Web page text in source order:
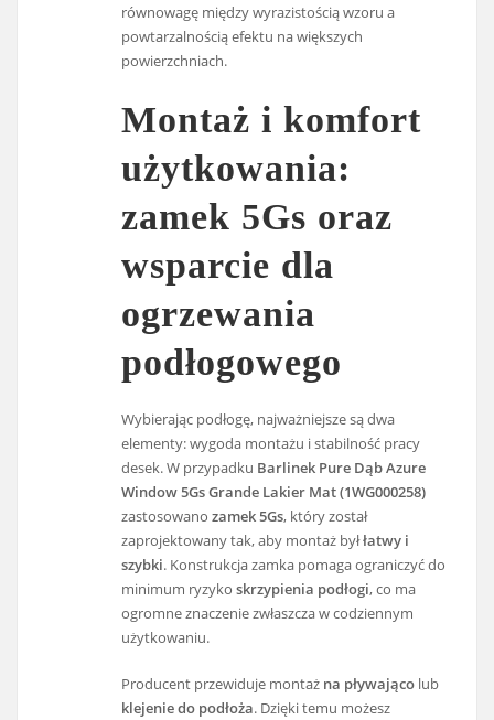
równowagę między wyrazistością wzoru a
powtarzalnością efektu na większych
powierzchniach.
Montaż i komfort
użytkowania:
zamek 5Gs oraz
wsparcie dla
ogrzewania
podłogowego
Wybierając podłogę, najważniejsze są dwa
elementy: wygoda montażu i stabilność pracy
desek. W przypadku Barlinek Pure Dąb Azure
Window 5Gs Grande Lakier Mat (1WG000258)
zastosowanozamek 5Gs, który został
zaprojektowany tak, aby montaż byłłatwy i
szybki. Konstrukcja zamka pomaga ograniczyć do
minimum ryzykoskrzypienia podłogi, co ma
ogromne znaczenie zwłaszcza w codziennym
użytkowaniu.
Producent przewiduje montaż na pływająco lub
klejenie do podłoża. Dzięki temu możesz